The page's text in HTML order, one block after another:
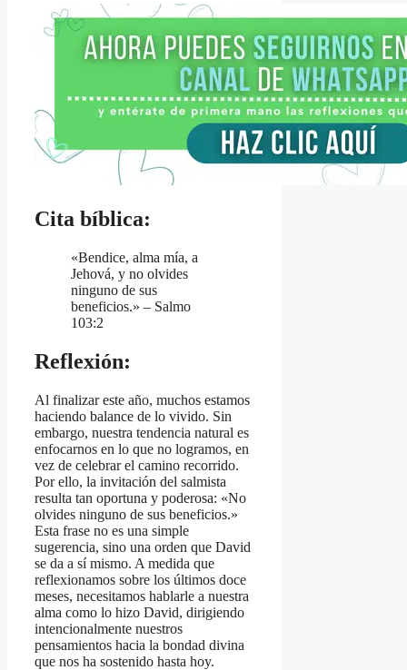
Cita bíblica:
«Bendice, alma mía, a
Jehová, y no olvides
ninguno de sus
beneficios.» – Salmo
103:2
Reflexión:
Al finalizar este año, muchos estamos
haciendo balance de lo vivido. Sin
embargo, nuestra tendencia natural es
enfocarnos en lo que no logramos, en
vez de celebrar el camino recorrido.
Por ello, la invitación del salmista
resulta tan oportuna y poderosa: «No
olvides ninguno de sus beneficios.»
Esta frase no es una simple
sugerencia, sino una orden que David
se da a sí mismo. A medida que
reflexionamos sobre los últimos doce
meses, necesitamos hablarle a nuestra
alma como lo hizo David, dirigiendo
intencionalmente nuestros
pensamientos hacia la bondad divina
que nos ha sostenido hasta hoy.